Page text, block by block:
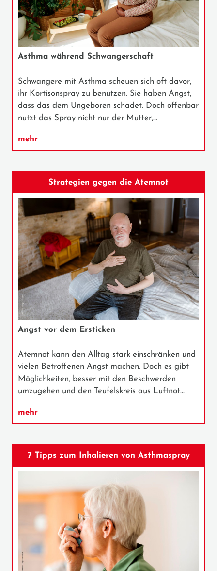
Asthma während Schwangerschaft
Schwangere mit Asthma scheuen sich oft davor,
ihr Kortisonspray zu benutzen. Sie haben Angst,
dass das dem Ungeboren schadet. Doch offenbar
nutzt das Spray nicht nur der Mutter,…
mehr
Strategien gegen die Atemnot
Angst vor dem Ersticken
Atemnot kann den Alltag stark einschränken und
vielen Betroffenen Angst machen. Doch es gibt
Möglichkeiten, besser mit den Beschwerden
umzugehen und den Teufelskreis aus Luftnot…
mehr
7 Tipps zum Inhalieren von Asthmaspray